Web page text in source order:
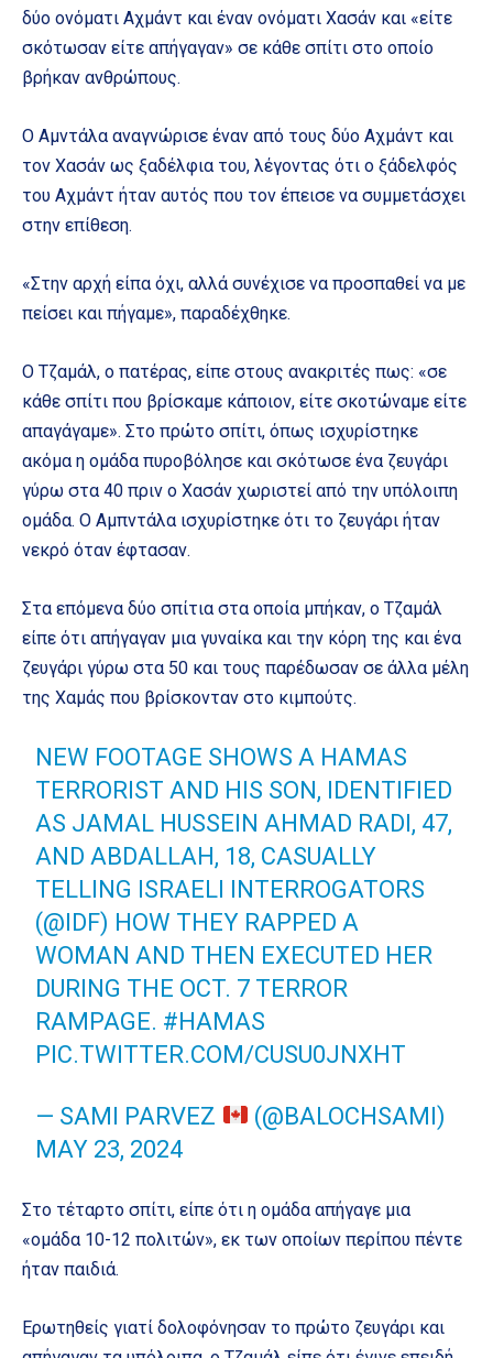
δύο ονόματι Αχμάντ και έναν ονόματι Χασάν και «είτε
σκότωσαν είτε απήγαγαν» σε κάθε σπίτι στο οποίο
βρήκαν ανθρώπους.
Ο Αμντάλα αναγνώρισε έναν από τους δύο Αχμάντ και
τον Χασάν ως ξαδέλφια του, λέγοντας ότι ο ξάδελφός
του Αχμάντ ήταν αυτός που τον έπεισε να συμμετάσχει
στην επίθεση.
«Στην αρχή είπα όχι, αλλά συνέχισε να προσπαθεί να με
πείσει και πήγαμε», παραδέχθηκε.
Ο Τζαμάλ, ο πατέρας, είπε στους ανακριτές πως: «σε
κάθε σπίτι που βρίσκαμε κάποιον, είτε σκοτώναμε είτε
απαγάγαμε». Στο πρώτο σπίτι, όπως ισχυρίστηκε
ακόμα η ομάδα πυροβόλησε και σκότωσε ένα ζευγάρι
γύρω στα 40 πριν ο Χασάν χωριστεί από την υπόλοιπη
ομάδα. Ο Αμπντάλα ισχυρίστηκε ότι το ζευγάρι ήταν
νεκρό όταν έφτασαν.
Στα επόμενα δύο σπίτια στα οποία μπήκαν, ο Τζαμάλ
είπε ότι απήγαγαν μια γυναίκα και την κόρη της και ένα
ζευγάρι γύρω στα 50 και τους παρέδωσαν σε άλλα μέλη
της Χαμάς που βρίσκονταν στο κιμπούτς.
NEW FOOTAGE SHOWS A HAMAS
TERRORIST AND HIS SON, IDENTIFIED
AS JAMAL HUSSEIN AHMAD RADI, 47,
AND ABDALLAH, 18, CASUALLY
TELLING ISRAELI INTERROGATORS
(@IDF) HOW THEY RAPPED A
WOMAN AND THEN EXECUTED HER
DURING THE OCT. 7 TERROR
RAMPAGE. #HAMAS
PIC.TWITTER.COM/CUSU0JNXHT
— SAMI PARVEZ
(@BALOCHSAMI)
MAY 23, 2024
Στο τέταρτο σπίτι, είπε ότι η ομάδα απήγαγε μια
«ομάδα 10-12 πολιτών», εκ των οποίων περίπου πέντε
ήταν παιδιά.
Ερωτηθείς γιατί δολοφόνησαν το πρώτο ζευγάρι και